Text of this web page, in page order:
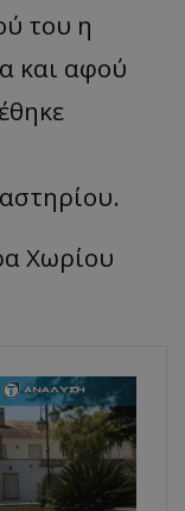
του η
και αφού
Χωρίου